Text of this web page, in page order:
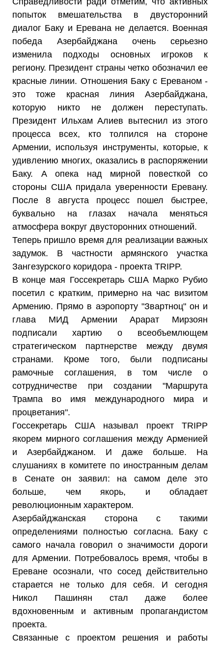
попыток вмешательства в двусторонний
диалог Баку и Еревана не делается. Военная
победа Азербайджана очень серьезно
изменила подходы основных игроков к
региону. Президент страны четко обозначил ее
красные линии. Отношения Баку с Ереваном -
это тоже красная линия Азербайджана,
которую никто не должен переступать.
Президент Ильхам Алиев вытеснил из этого
процесса всех, кто толпился на стороне
Армении, используя инструменты, которые, к
удивлению многих, оказались в распоряжении
Баку. А опека над мирной повесткой со
стороны США придала уверенности Еревану.
После 8 августа процесс пошел быстрее,
буквально на глазах начала меняться
атмосфера вокруг двусторонних отношений.
Теперь пришло время для реализации важных
задумок. В частности армянского участка
Зангезурского коридора - проекта TRIPP.
В конце мая Госсекретарь США Марко Рубио
посетил с кратким, примерно на час визитом
Армению. Прямо в аэропорту "Звартноц" он и
глава МИД Армении Арарат Мирзоян
подписали хартию о всеобъемлющем
стратегическом партнерстве между двумя
странами. Кроме того, были подписаны
рамочные соглашения, в том числе о
сотрудничестве при создании "Маршрута
Трампа во имя международного мира и
процветания".
Госсекретарь США называл проект TRIPP
якорем мирного соглашения между Арменией
и Азербайджаном. И даже больше. На
слушаниях в комитете по иностранным делам
в Сенате он заявил: на самом деле это
больше, чем якорь, и обладает
революционным характером.
Азербайджанская сторона с такими
определениями полностью согласна. Баку с
самого начала говорил о значимости дороги
для Армении. Потребовалось время, чтобы в
Ереване осознали, что сосед действительно
старается не только для себя. И сегодня
Никол Пашинян стал даже более
вдохновенным и активным пропагандистом
проекта.
Связанные с проектом решения и работы